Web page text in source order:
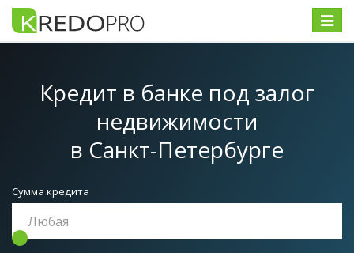
Меню
Кредит в банке под залог
недвижимости
в Санкт-Петербурге
Сумма кредита